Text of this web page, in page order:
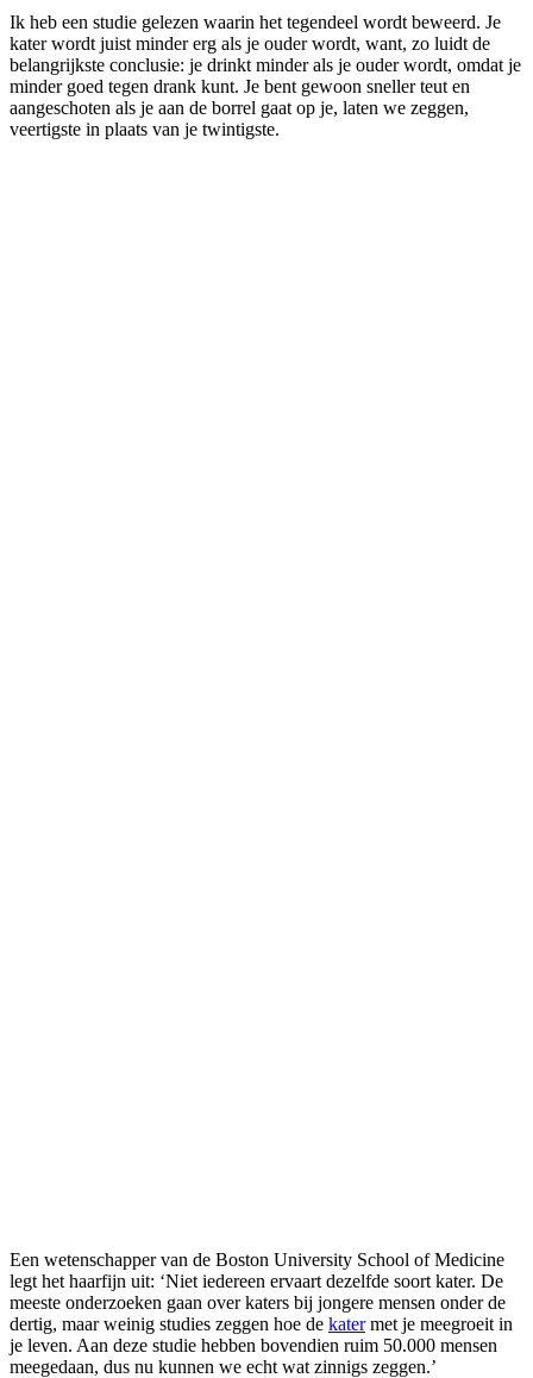
Ik heb een studie gelezen waarin het tegendeel wordt beweerd. Je
kater wordt juist minder erg als je ouder wordt, want, zo luidt de
belangrijkste conclusie: je drinkt minder als je ouder wordt, omdat je
minder goed tegen drank kunt. Je bent gewoon sneller teut en
aangeschoten als je aan de borrel gaat op je, laten we zeggen,
veertigste in plaats van je twintigste.
Een wetenschapper van de Boston University School of Medicine
legt het haarfijn uit: ‘Niet iedereen ervaart dezelfde soort kater. De
meeste onderzoeken gaan over katers bij jongere mensen onder de
dertig, maar weinig studies zeggen hoe de katermet je meegroeit in
je leven. Aan deze studie hebben bovendien ruim 50.000 mensen
meegedaan, dus nu kunnen we echt wat zinnigs zeggen.’